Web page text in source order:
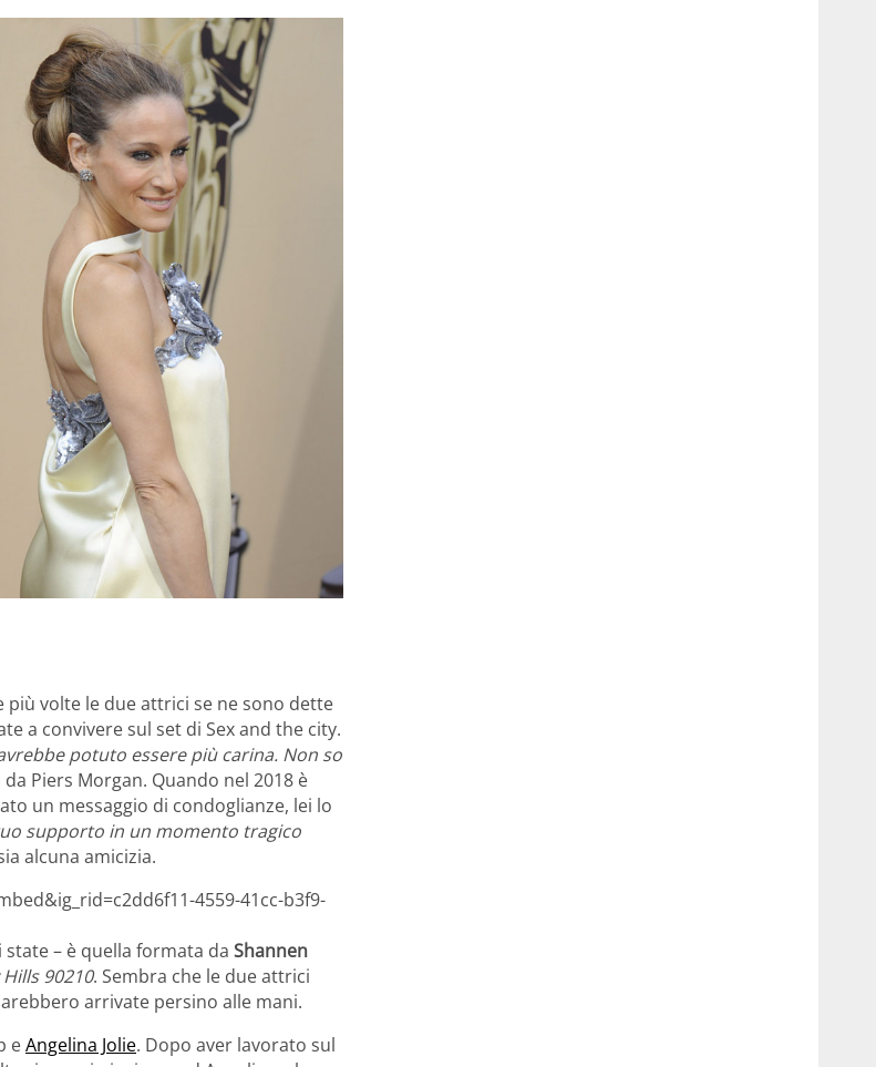
più volte le due attrici se ne sono dette
a convivere sul set di Sex and the city.
potuto essere più carina. Non so
Piers Morgan. Quando nel 2018 è
un messaggio di condoglianze, lei lo
supporto in un momento tragico
alcuna amicizia.
4559-41cc-b3f9-
– è quella formata da Shannen
90210. Sembra che le due attrici
arrivate persino alle mani.
eAngelina Jolie. Dopo aver lavorato sul